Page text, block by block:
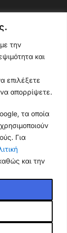
την
και
επιλέξετε
απορρίψετε.
τα οποία
Για
και την
από 13
€